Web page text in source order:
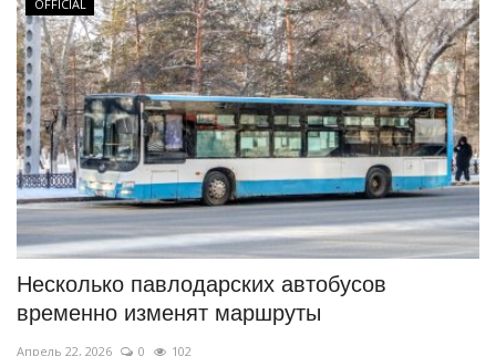
OFFICIAL
Несколько павлодарских автобусов
временно изменят маршруты
Апрель 22, 2026 0 102